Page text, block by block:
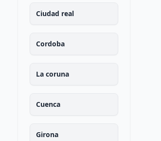
Ciudad real
Cordoba
La coruna
Cuenca
Girona